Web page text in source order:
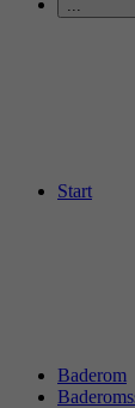
Start
Baderom